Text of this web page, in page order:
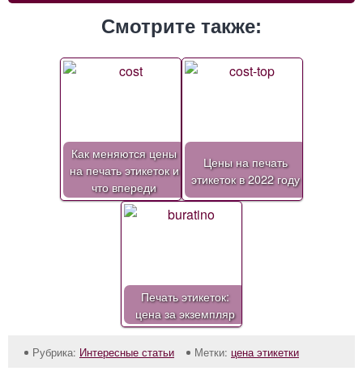
Смотрите также:
Как меняются цены
на печать этикеток и
что впереди
Цены на печать
этикеток в 2022 году
Печать этикеток:
цена за экземпляр
Рубрика: Интересные статьи Метки: цена этикетки